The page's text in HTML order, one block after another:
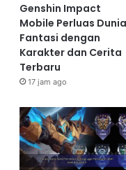
Genshin Impact
Mobile Perluas Dunia
Fantasi dengan
Karakter dan Cerita
Terbaru
17 jam ago